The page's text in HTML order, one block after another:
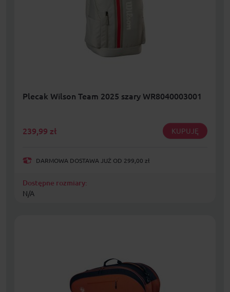
Plecak Wilson Team 2025 szary WR8040003001
239,99 zł KUPUJĘ
DARMOWA DOSTAWA JUŻ OD 299,00 zł
Dostępne rozmiary:
N/A